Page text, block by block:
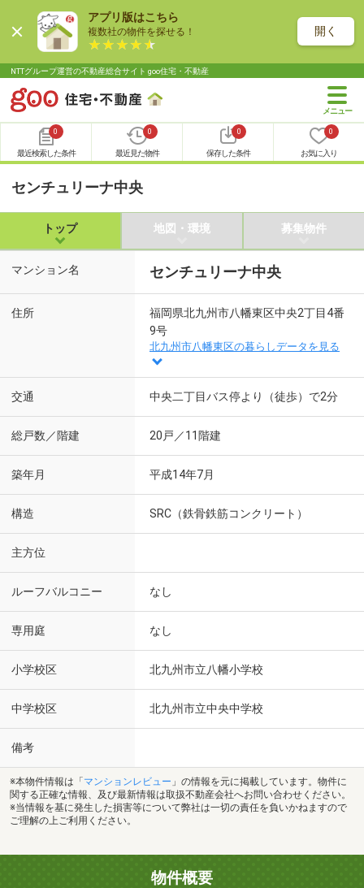
アプリ版はこちら
複数社の物件を探せる！ 開く
NTTグループ運営の不動産総合サイト goo住宅・不動産
0
最近検索した条件
0
最近見た物件
0
保存した条件
0
お気に入り
センチュリーナ中央
トップ 地図・環境 募集物件
マンション名 センチュリーナ中央
住所
福岡県北九州市八幡東区中央2丁目4番
9号
北九州市八幡東区の暮らしデータを見る
交通 中央二丁目バス停より（徒歩）で2分
総戸数／階建 20戸／11階建
築年月 平成14年7月
構造 SRC（鉄骨鉄筋コンクリート）
主方位
ルーフバルコニー なし
専用庭 なし
小学校区 北九州市立八幡小学校
中学校区 北九州市立中央中学校
備考
※本物件情報は「 マンションレビュー 」の情報を元に掲載しています。物件に
関する正確な情報、及び最新情報は取扱不動産会社へお問い合わせください。
※当情報を基に発生した損害等について弊社は一切の責任を負いかねますので
ご理解の上ご利用ください。
物件概要